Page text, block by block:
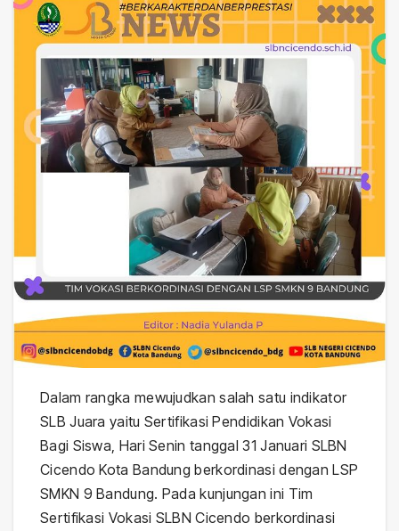
Dalam rangka mewujudkan salah satu indikator
SLB Juara yaitu Sertifikasi Pendidikan Vokasi
Bagi Siswa, Hari Senin tanggal 31 Januari SLBN
Cicendo Kota Bandung berkordinasi dengan LSP
SMKN 9 Bandung. Pada kunjungan ini Tim
Sertifikasi Vokasi SLBN Cicendo berkordinasi